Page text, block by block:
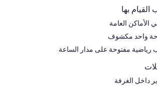
بها
الأماكن العامة
واحد مكشوف
رياضية مفتوحة على مدار الساعة
داخل الغرفة